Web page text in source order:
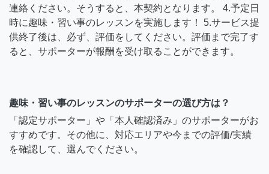
連絡ください。そうすると、本契約となります。 4.予定日
時に趣味・習い事のレッスンを実施します！ 5.サービス提
供終了後は、必ず、評価をしてください。評価まで完了す
ると、サポーターが報酬を受け取ることができます。
趣味・習い事のレッスンのサポーターの選び方は？
「認定サポーター」や「本人確認済み」のサポーターがお
すすめです。その他に、対応エリアや今までの評価/実績
を確認して、選んでください。